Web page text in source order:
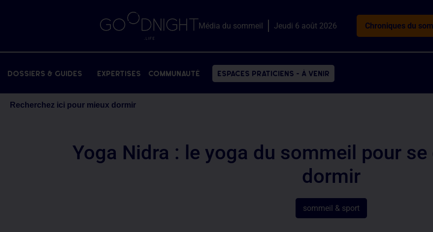
Média du sommeil Jeudi 6 août 2026 Chroniques du
dossiers & Guides expertises communauté espaces praticiens - à venir
Recherchez ici pour mieux dormir
Yoga Nidra : le yoga du sommeil pour
dormir
sommeil & sport